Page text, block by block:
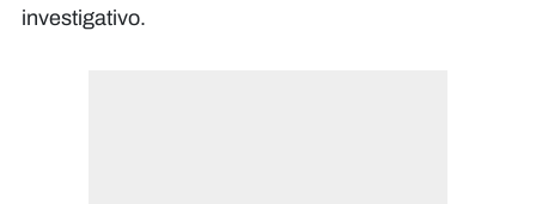
investigativo.